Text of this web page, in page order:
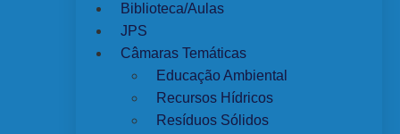
Biblioteca/Aulas
JPS
Câmaras Temáticas
Educação Ambiental
Recursos Hídricos
Resíduos Sólidos